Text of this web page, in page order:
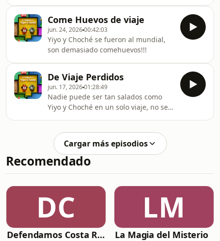
Come Huevos de viaje
jun. 24, 202600:42:03
Yiyo y Choché se fueron al mundial,
son demasiado comehuevos!!!
De Viaje Perdidos
jun. 17, 202601:28:49
Nadie puede ser tan salados como
Yiyo y Choché en un solo viaje, no se
Cargar más episodios
Recomendado
DC
Defendamos Costa Rica
LM
La Magia del Misterio